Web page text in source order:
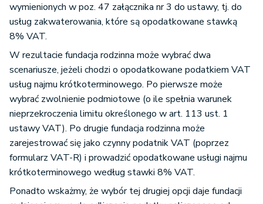
wymienionych w poz. 47 załącznika nr 3 do ustawy, tj. do
usług zakwaterowania, które są opodatkowane stawką
8% VAT.
W rezultacie fundacja rodzinna może wybrać dwa
scenariusze, jeżeli chodzi o opodatkowane podatkiem VAT
usług najmu krótkoterminowego. Po pierwsze może
wybrać zwolnienie podmiotowe (o ile spełnia warunek
nieprzekroczenia limitu określonego w art. 113 ust. 1
ustawy VAT). Po drugie fundacja rodzinna może
zarejestrować się jako czynny podatnik VAT (poprzez
formularz VAT-R) i prowadzić opodatkowane usługi najmu
krótkoterminowego według stawki 8% VAT.
Ponadto wskażmy, że wybór tej drugiej opcji daje fundacji